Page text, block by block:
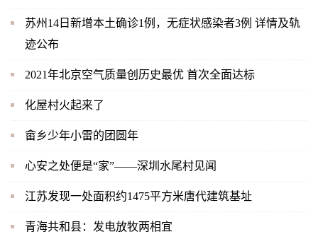
苏州14日新增本土确诊1例，无症状感染者3例 详情及轨
迹公布
2021年北京空气质量创历史最优 首次全面达标
化屋村火起来了
畲乡少年小雷的团圆年
心安之处便是“家”——深圳水尾村见闻
江苏发现一处面积约1475平方米唐代建筑基址
青海共和县：发电放牧两相宜